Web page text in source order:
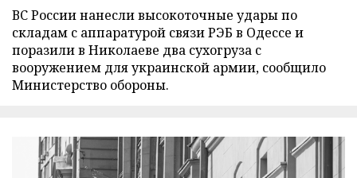
ВС России нанесли высокоточные удары по
складам с аппаратурой связи РЭБ в Одессе и
поразили в Николаеве два сухогруза с
вооружением для украинской армии, сообщило
Министерство обороны.